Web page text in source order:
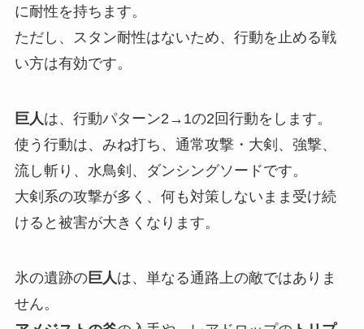
に耐性を持ちます。
ただし、スタン耐性はないため、行動を止める戦
い方は有効です。
巨人は、行動パターン2→1の2回行動をします。
使う行動は、みね打ち、通常攻撃・大剣、強撃、
流し斬り、水鳥剣、ダンシングソードです。
大剣系の攻撃が多く、何も対策しないまま受け続
けると被害が大きくなります。
氷の遺跡の巨人は、単なる通路上の敵ではありま
せん。